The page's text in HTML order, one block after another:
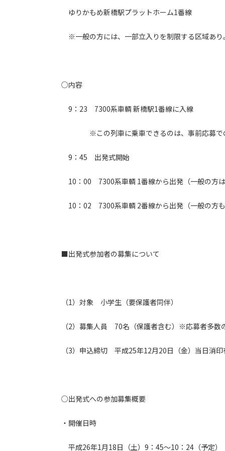
ゆりかもめ新橋駅プラットホーム1番線
※一般の方には、一部立入りを制限する区域あり。
○内容
9：23 7300系車輌 新橋駅1番線に入線
※この列車に乗車できるのは、事前応募での
9：45 出発式開始
10：00 7300系車輌 1番線から出発（一般の方は
10：02 7300系車輌 2番線から出発（一般の方も
■出発式参加者の募集について
（1）対象 小学生（要保護者同伴）
（2）募集人員 70名（保護者含む）※応募者多数
（3）申込締切 平成25年12月20日（金）当日消印
○出発式への参加募集概要
・開催日時
平成26年1月18日（土）9：45～10：24（予定）